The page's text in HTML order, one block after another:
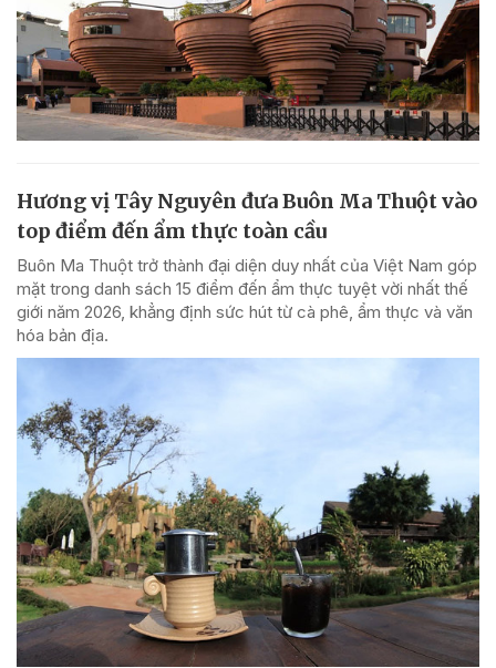
Hương vị Tây Nguyên đưa Buôn Ma Thuột vào
top điểm đến ẩm thực toàn cầu
Buôn Ma Thuột trở thành đại diện duy nhất của Việt Nam góp
mặt trong danh sách 15 điểm đến ẩm thực tuyệt vời nhất thế
giới năm 2026, khẳng định sức hút từ cà phê, ẩm thực và văn
hóa bản địa.